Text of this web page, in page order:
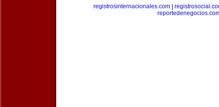
registrosinternacionales.com